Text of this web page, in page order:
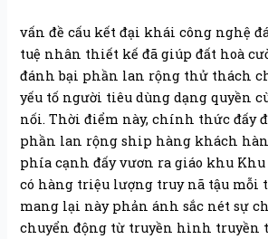
vấn đề cấu kết đại khái công nghệ
tuệ nhân thiết kế đã giúp đất hoà
đánh bại phần lan rộng thử thách
yếu tố người tiêu dùng dạng quyền
nối. Thời điểm này, chính thức đấy
phần lan rộng ship hàng khách
phía cạnh đấy vươn ra giáo khu
có hàng triệu lượng truy nã tậu mỗi
mang lại này phản ánh sắc nét sự
chuyển động từ truyền hình truyền